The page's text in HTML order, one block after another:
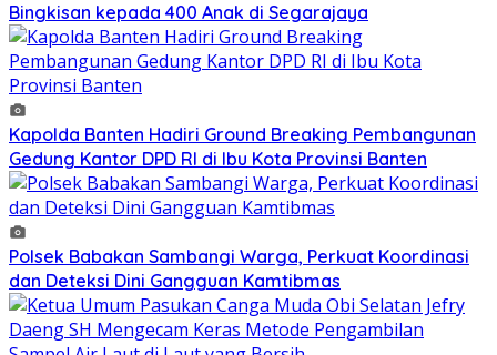
Bingkisan kepada 400 Anak di Segarajaya
Kapolda Banten Hadiri Ground Breaking Pembangunan
Gedung Kantor DPD RI di Ibu Kota Provinsi Banten
Polsek Babakan Sambangi Warga, Perkuat Koordinasi
dan Deteksi Dini Gangguan Kamtibmas